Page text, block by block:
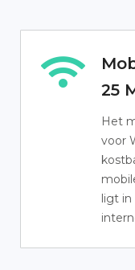
25
Het
voor
ligt in